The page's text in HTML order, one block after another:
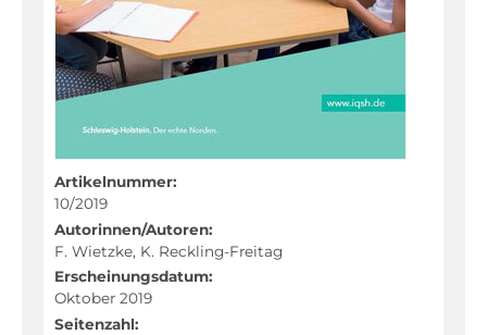
Englisch
Französisch
Friesisch
Geographie
Geschichte
Kunst
Latein
Mathematik
Musik
Artikelnummer:
10/2019
Autorinnen/Autoren:
F. Wietzke, K. Reckling-Freitag
Erscheinungsdatum:
Oktober 2019
Seitenzahl: